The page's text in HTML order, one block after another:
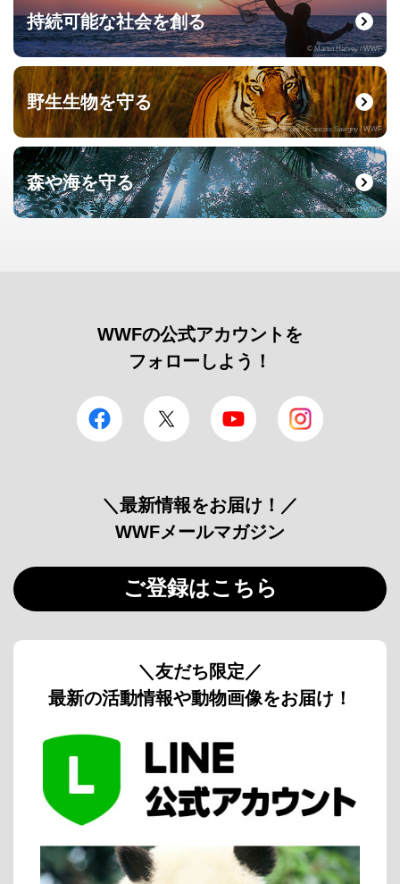
持続可能な社会を創る
© Martin Harvey / WWF
野生生物を守る
© naturepl.com / Francois Savigny / WWF
森や海を守る
© Roger Leguen / WWF
WWFの公式アカウントを
フォローしよう！
facebook Twitter YouTube
＼最新情報をお届け！／
WWFメールマガジン
ご登録はこちら
＼友だち限定／
最新の活動情報や動物画像をお届け！